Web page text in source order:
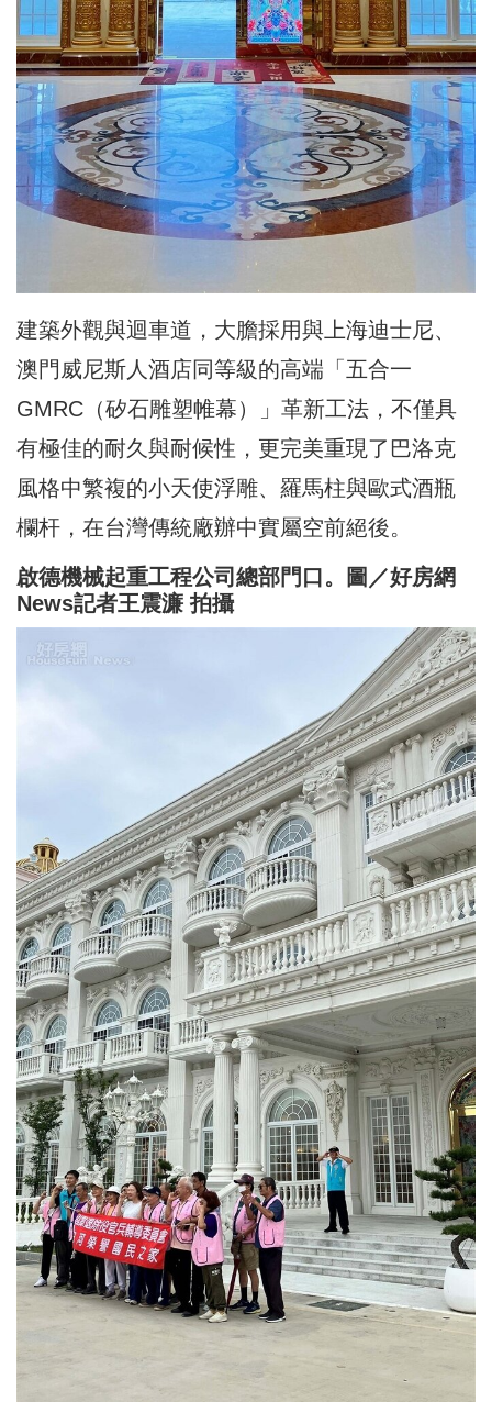
建築外觀與迴車道，大膽採用與上海迪士尼、
澳門威尼斯人酒店同等級的高端「五合一
GMRC（矽石雕塑帷幕）」革新工法，不僅具
有極佳的耐久與耐候性，更完美重現了巴洛克
風格中繁複的小天使浮雕、羅馬柱與歐式酒瓶
欄杆，在台灣傳統廠辦中實屬空前絕後。
啟德機械起重工程公司總部門口。圖／好房網
News記者王震濂 拍攝